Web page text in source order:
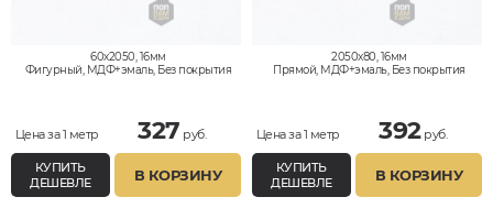
60x2050, 16мм
Фигурный, МДФ+эмаль, Без покрытия
Цена за 1 метр 327 руб.
КУПИТЬ
ДЕШЕВЛЕ
В КОРЗИНУ
2050x80, 16мм
Прямой, МДФ+эмаль, Без покрытия
Цена за 1 метр 392руб.
КУПИТЬ
ДЕШЕВЛЕ
В КОРЗИНУ